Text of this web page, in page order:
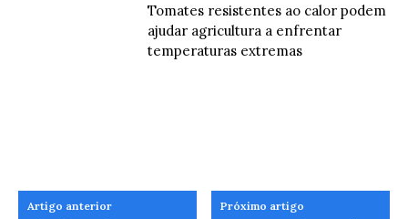
Tomates resistentes ao calor podem
ajudar agricultura a enfrentar
temperaturas extremas
Artigo anterior Próximo artigo